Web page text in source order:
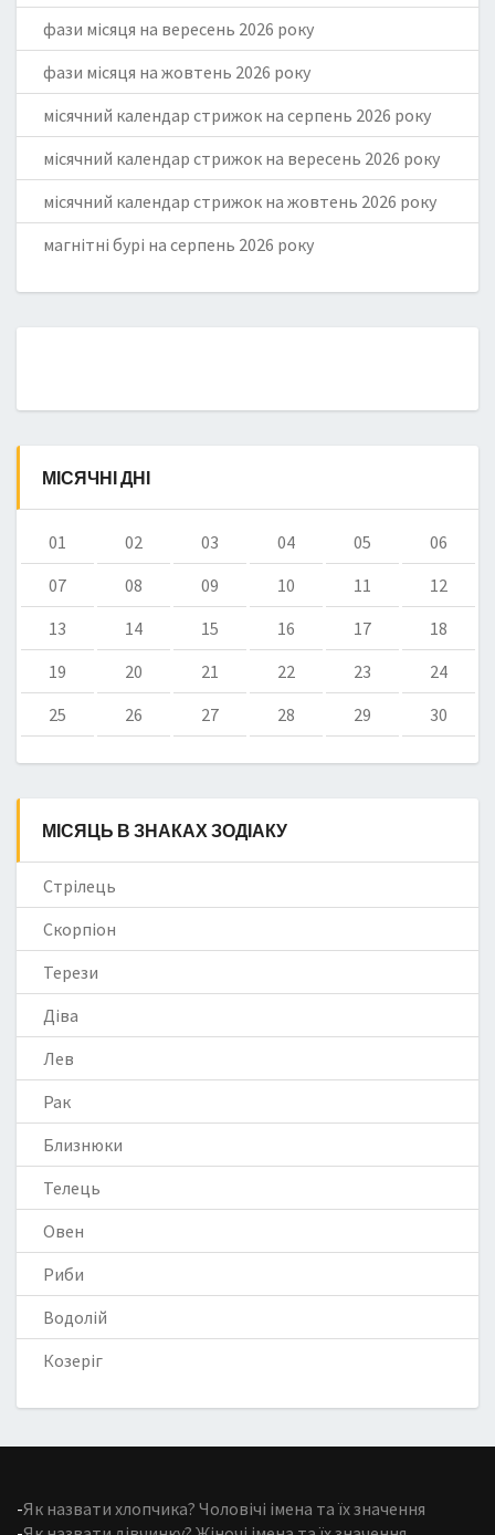
фази місяця на вересень 2026 року
фази місяця на жовтень 2026 року
місячний календар стрижок на серпень 2026 року
місячний календар стрижок на вересень 2026 року
місячний календар стрижок на жовтень 2026 року
магнітні бурі на серпень 2026 року
МІСЯЧНІ ДНІ
01 02 03 04 05
06
07
08 09 10 11
12
13
14 15 16 17
18
19
20 21 22 23
24
25
26 27 28 29 30
МІСЯЦЬ В ЗНАКАХ ЗОДІАКУ
Стрілець
Скорпіон
Терези
Діва
Лев
Рак
Близнюки
Телець
Овен
Риби
Водолій
Козеріг
-Як назвати хлопчика? Чоловічі імена та їх значення